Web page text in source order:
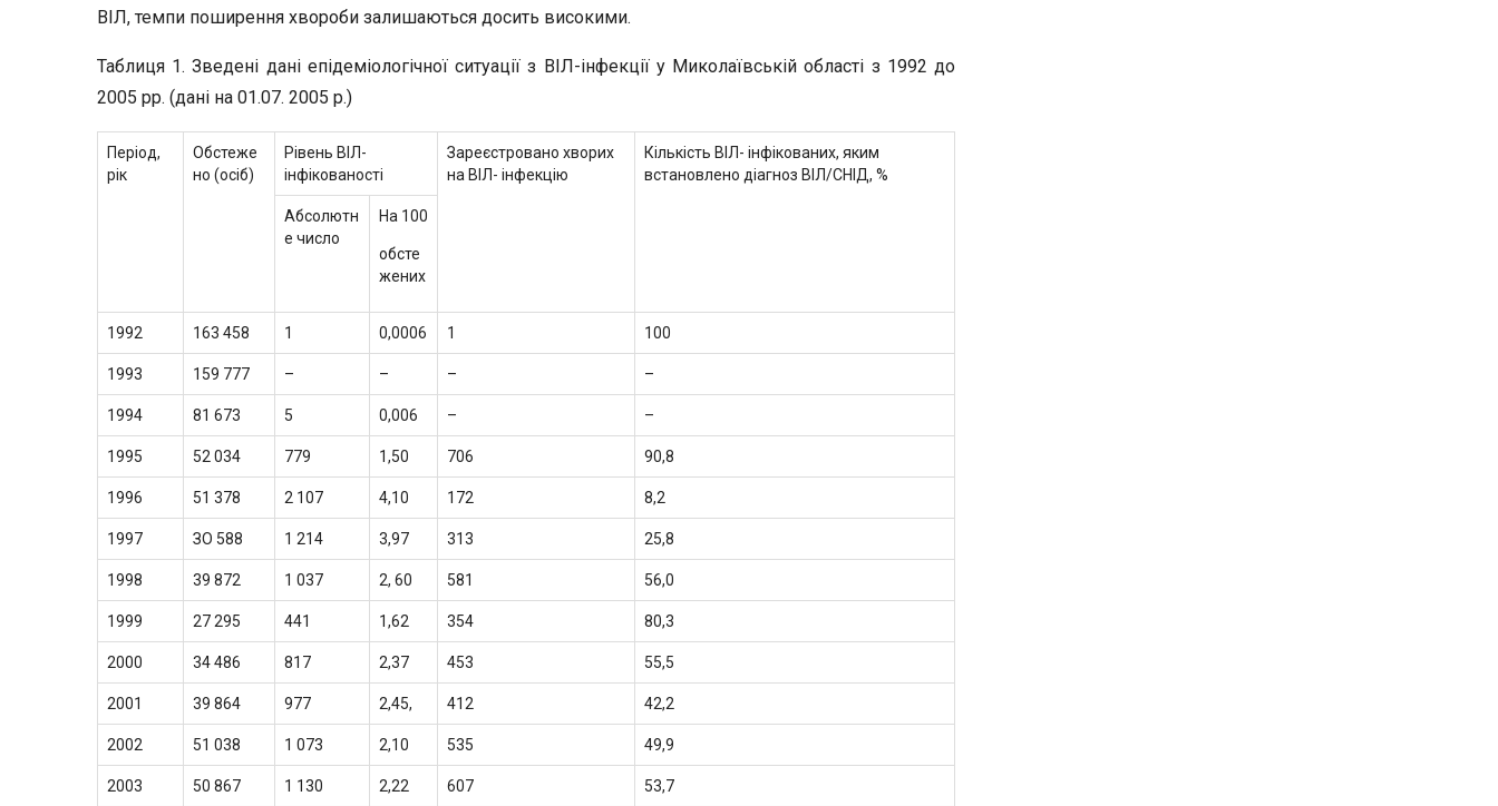
ВІЛ, темпи поширення хвороби залишаються досить високими.
Таблиця 1. Зведені дані епідеміологічної ситуації з ВІЛ-інфекції у Миколаївській області з 1992 до
2005 рр. (дані на 01.07. 2005 р.)
Період,
рік
Обстеже
но (осіб)
Рівень BIЛ-
інфікованості
Зареєстровано хворих
на ВІЛ- інфекцію
Кількість ВІЛ- інфікованих, яким
встановлено діагноз ВІЛ/СНІД, %
Абсолютн
е число
На 100
обсте
жених
1992 163 458 1 0,0006 1 100
1993 159 777 – – – –
1994 81 673 5 0,006 – –
1995 52 034 779 1,50 706 90,8
1996 51 378 2 107 4,10 172 8,2
1997 ЗО 588 1 214 3,97 313 25,8
1998 39 872 1 037 2, 60 581 56,0
1999 27 295 441 1,62 354 80,3
2000 34 486 817 2,37 453 55,5
2001 39 864 977 2,45, 412 42,2
2002 51 038 1 073 2,10 535 49,9
2003 50 867 1 130 2,22 607 53,7